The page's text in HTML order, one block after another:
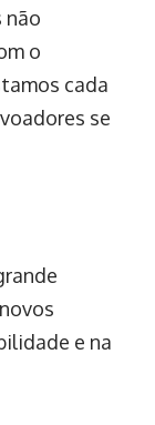
não
o
cada
se
e na